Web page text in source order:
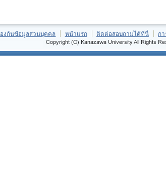
งกันข้อมูลส่วนบุคคล หน้าแรก ติดต่อสอบถามได้ที่นี่ ก